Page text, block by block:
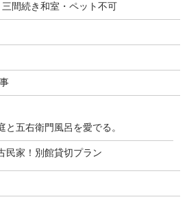
間続き和室・ペット不可
五右衛門風呂を愛でる。
民家！別館貸切プラン